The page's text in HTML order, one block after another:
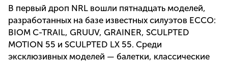
В первый дроп NRL вошли пятнадцать моделей,
разработанных на базе известных силуэтов ECCO:
BIOM C-TRAIL, GRUUV, GRAINER, SCULPTED
MOTION 55 и SCULPTED LX 55. Среди
эксклюзивных моделей — балетки, классические